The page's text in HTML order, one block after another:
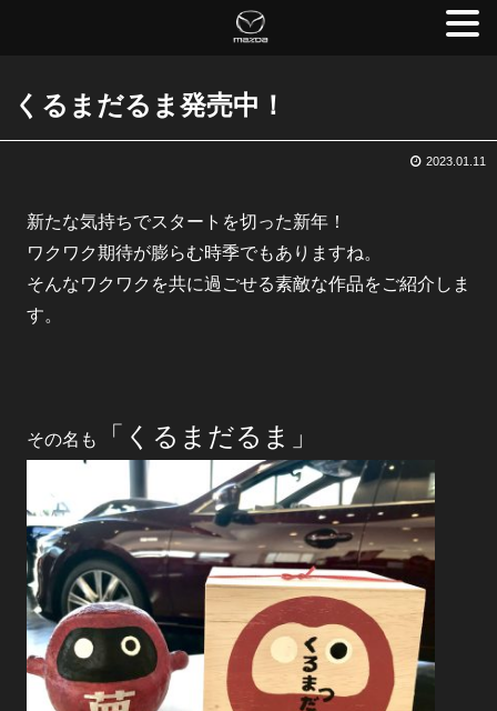
くるまだるま発売中！
2023.01.11
新たな気持ちでスタートを切った新年！
ワクワク期待が膨らむ時季でもありますね。
そんなワクワクを共に過ごせる素敵な作品をご紹介しま
す。
その名も 「くるまだるま」